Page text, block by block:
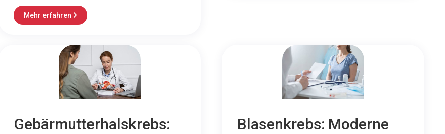
Mehr erfahren 
Gebärmutterhalskrebs:
Blasenkrebs: Moderne